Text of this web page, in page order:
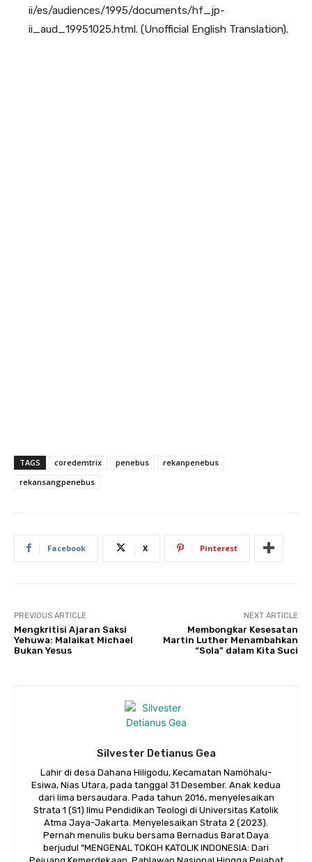
ii/es/audiences/1995/documents/hf_jp-
ii_aud_19951025.html. (Unofficial English Translation).
TAGS coredemtrix penebus
rekanpenebus
rekansangpenebus
Facebook X Pinterest
PREVIOUS ARTICLE
Mengkritisi Ajaran Saksi
Yehuwa: Malaikat Michael
Bukan Yesus
NEXT ARTICLE
Membongkar Kesesatan
Martin Luther Menambahkan
“Sola” dalam Kita Suci
Silvester Detianus Gea
Lahir di desa Dahana Hiligodu, Kecamatan Namöhalu-
Esiwa, Nias Utara, pada tanggal 31 Desember. Anak kedua
dari lima bersaudara. Pada tahun 2016, menyelesaikan
Strata 1 (S1) Ilmu Pendidikan Teologi di Universitas Katolik
Atma Jaya-Jakarta. Menyelesaikan Strata 2 (2023).
Pernah menulis buku bersama Bernadus Barat Daya
berjudul “MENGENAL TOKOH KATOLIK INDONESIA: Dari